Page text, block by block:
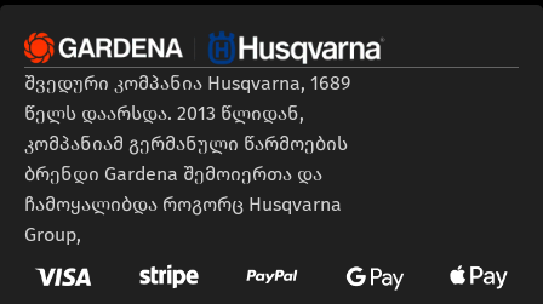
შვედური კომპანია Husqvarna, 1689
წელს დაარსდა. 2013 წლიდან,
კომპანიამ გერმანული წარმოების
ბრენდი Gardena შემოიერთა და
ჩამოყალიბდა როგორც Husqvarna
Group,